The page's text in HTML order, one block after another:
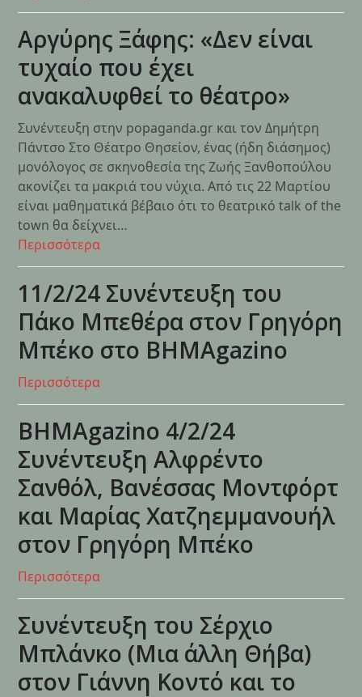
Αργύρης Ξάφης: «Δεν είναι
τυχαίο που έχει
ανακαλυφθεί το θέατρο»
Συνέντευξη στην popaganda.gr και τον Δημήτρη
Πάντσο Στο Θέατρο Θησείον, ένας (ήδη διάσημος)
μονόλογος σε σκηνοθεσία της Ζωής Ξανθοπούλου
ακονίζει τα μακριά του νύχια. Από τις 22 Μαρτίου
είναι μαθηματικά βέβαιο ότι το θεατρικό talk of the
town θα δείχνει…
Περισσότερα
11/2/24 Συνέντευξη του
Πάκο Μπεθέρα στον Γρηγόρη
Μπέκο στο ΒΗΜΑgazino
Περισσότερα
ΒΗΜΑgazino 4/2/24
Συνέντευξη Αλφρέντο
Σανθόλ, Βανέσσας Μοντφόρτ
και Μαρίας Χατζηεμμανουήλ
στον Γρηγόρη Μπέκο
Περισσότερα
Συνέντευξη του Σέρχιο
Μπλάνκο (Μια άλλη Θήβα)
στον Γιάννη Κοντό και το